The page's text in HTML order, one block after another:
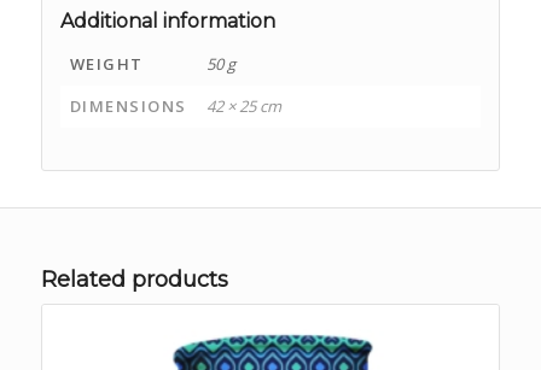
Additional information
WEIGHT
50 g
DIMENSIONS
42 × 25 cm
Related products